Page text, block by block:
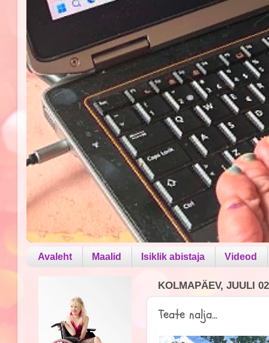
Avaleht Maalid Isiklik abistaja Videod
KOLMAPÄEV, JUULI
Teate nalja...